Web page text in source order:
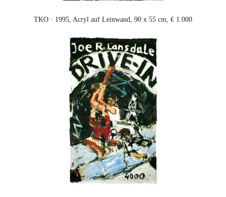
TKO · 1995, Acryl auf Leinwand, 90 x 55 cm, € 1.000